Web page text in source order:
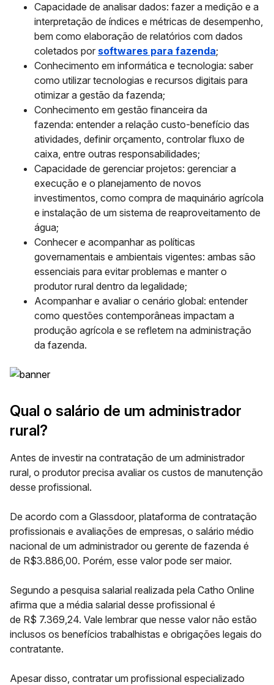
Capacidade de analisar dados: fazer a medição e a
interpretação de índices e métricas de desempenho,
bem como elaboração de relatórios com dados
coletados por softwares para fazenda;
Conhecimento em informática e tecnologia: saber
como utilizar tecnologias e recursos digitais para
otimizar a gestão da fazenda;
Conhecimento em gestão financeira da
fazenda: entender a relação custo-benefício das
atividades, definir orçamento, controlar fluxo de
caixa, entre outras responsabilidades;
Capacidade de gerenciar projetos: gerenciar a
execução e o planejamento de novos
investimentos, como compra de maquinário agrícola
e instalação de um sistema de reaproveitamento de
água;
Conhecer e acompanhar as políticas
governamentais e ambientais vigentes: ambas são
essenciais para evitar problemas e manter o
produtor rural dentro da legalidade;
Acompanhar e avaliar o cenário global: entender
como questões contemporâneas impactam a
produção agrícola e se refletem na administração
da fazenda.
Qual o salário de um administrador
rural?
Antes de investir na contratação de um administrador
rural, o produtor precisa avaliar os custos de manutenção
desse profissional.
De acordo com a Glassdoor, plataforma de contratação
profissionais e avaliações de empresas, o salário médio
nacional de um administrador ou gerente de fazenda é
de R$3.886,00. Porém, esse valor pode ser maior.
Segundo a pesquisa salarial realizada pela Catho Online
afirma que a média salarial desse profissional é
de R$ 7.369,24. Vale lembrar que nesse valor não estão
inclusos os benefícios trabalhistas e obrigações legais do
contratante.
Apesar disso, contratar um profissional especializado